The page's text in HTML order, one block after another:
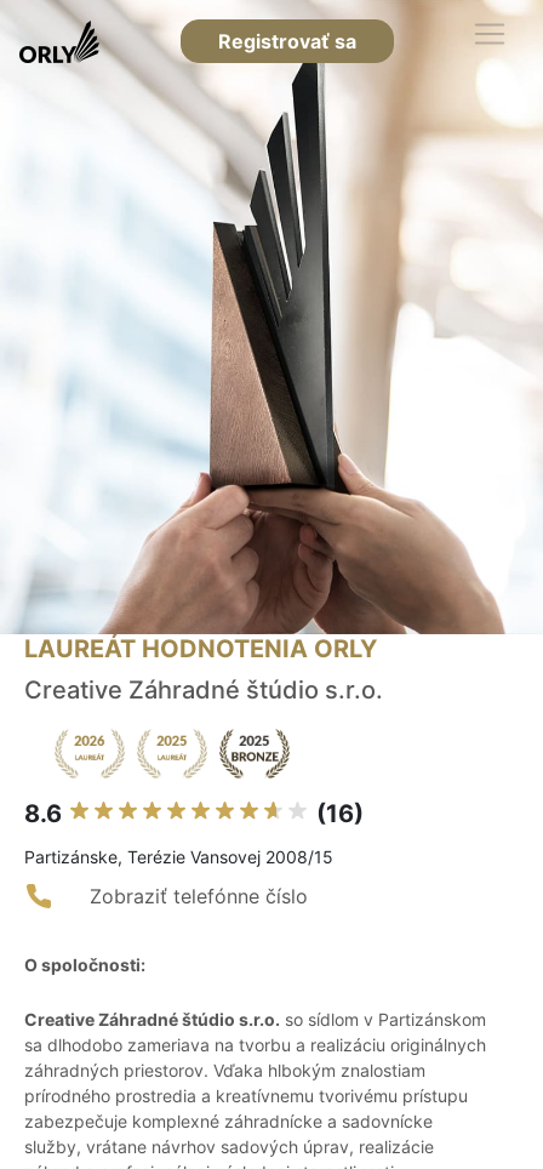
Registrovať sa
LAUREÁT HODNOTENIA ORLY
Creative Záhradné štúdio s.r.o.
8.6 (16)
Partizánske, Terézie Vansovej 2008/15
Zobraziť telefónne číslo
O spoločnosti:
Creative Záhradné štúdio s.r.o. so sídlom v Partizánskom
sa dlhodobo zameriava na tvorbu a realizáciu originálnych
záhradných priestorov. Vďaka hlbokým znalostiam
prírodného prostredia a kreatívnemu tvorivému prístupu
zabezpečuje komplexné záhradnícke a sadovnícke
služby, vrátane návrhov sadových úprav, realizácie